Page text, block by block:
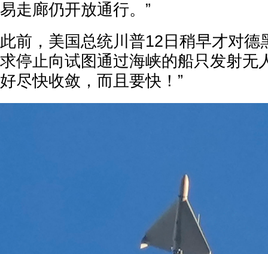
易走廊仍开放通行。”
此前，美国总统川普12日稍早才对德
求停止向试图通过海峡的船只发射无
好尽快收敛，而且要快！”